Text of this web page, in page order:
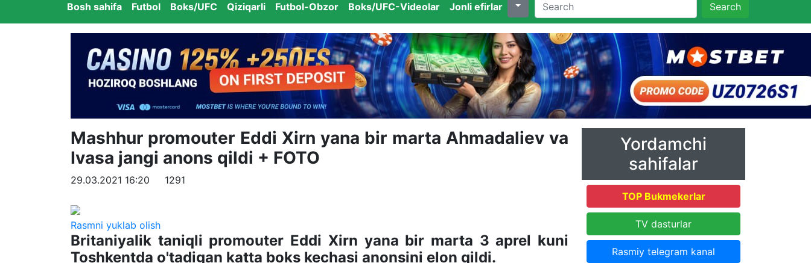
Bosh sahifa Futbol Boks/UFC Qiziqarli Futbol-Obzor Boks/UFC-Videolar Jonli efirlar Search
Mashhur promouter Eddi Xirn yana bir marta Ahmadaliev va
Ivasa jangi anons qildi + FOTO
29.03.2021 16:20 1291
Rasmni yuklab olish
Britaniyalik taniqli promouter Eddi Xirn yana bir marta 3 aprel kuni
Toshkentda o'tadigan katta boks kechasi anonsini elon qildi.
Yordamchi
sahifalar
TOP Bukmekerlar
TV dasturlar
Rasmiy telegram kanal